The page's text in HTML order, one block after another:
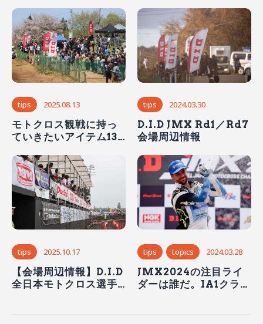
tips 2025.08.13
モトクロス観戦に持っ
ていきたいアイテム13
tips 2024.03.30
D.I.D JMX Rd1／Rd7
会場周辺情報
tips 2025.10.17
【会場周辺情報】D.I.D
全日本モトクロス選手
tips topics 2024.03.28
JMX2024の注目ライ
ダーは誰だ。IA1クラス